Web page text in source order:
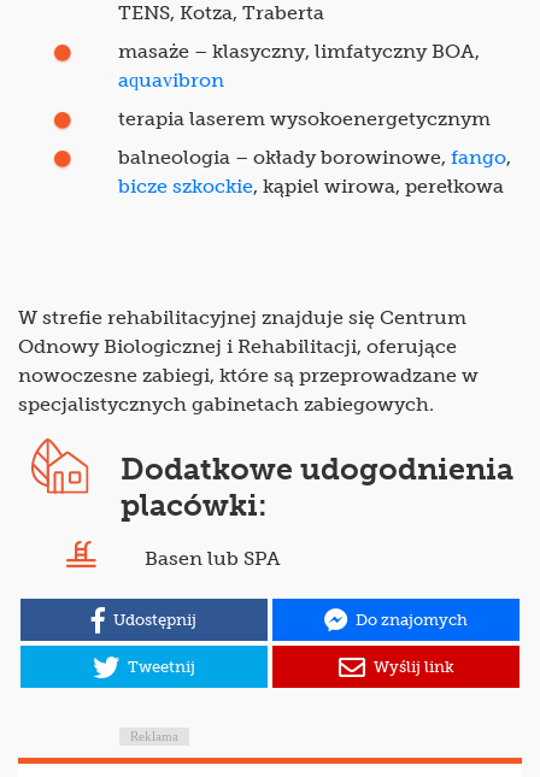
TENS, Kotza, Traberta
masaże – klasyczny, limfatyczny BOA,
aquavibron
terapia laserem wysokoenergetycznym
balneologia – okłady borowinowe, fango,
bicze szkockie, kąpiel wirowa, perełkowa
W strefie rehabilitacyjnej znajduje się Centrum
Odnowy Biologicznej i Rehabilitacji, oferujące
nowoczesne zabiegi, które są przeprowadzane w
specjalistycznych gabinetach zabiegowych.
Dodatkowe udogodnienia
placówki:
Basen lub SPA
Udostępnij Do znajomych
Tweetnij Wyślij link
Reklama